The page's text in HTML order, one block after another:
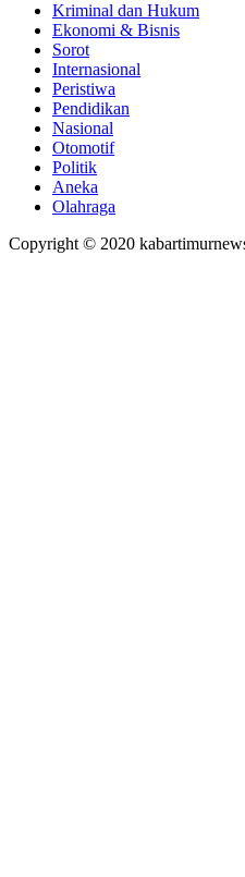
Kriminal dan Hukum
Ekonomi & Bisnis
Sorot
Internasional
Peristiwa
Pendidikan
Nasional
Otomotif
Politik
Aneka
Olahraga
Copyright © 2020